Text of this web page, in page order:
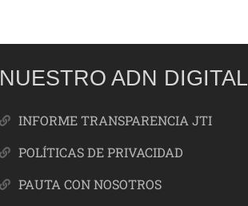
NUESTRO ADN DIGITAL
INFORME TRANSPARENCIA JTI
POLÍTICAS DE PRIVACIDAD
PAUTA CON NOSOTROS